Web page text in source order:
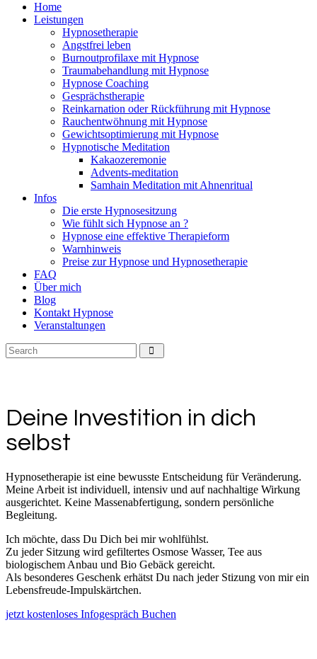
Home
Leistungen
Hypnosetherapie
Angstfrei leben
Burnoutprofilaxe mit Hypnose
Traumabehandlung mit Hypnose
Hypnose Coaching
Gesprächstherapie
Reinkarnation oder Rückführung mit Hypnose
Rauchentwöhnung mit Hypnose
Gewichtsoptimierung mit Hypnose
Hypnotische Meditation
Kakaozeremonie
Advents-meditation
Samhain Meditation mit Ahnenritual
Infos
Die erste Hypnosesitzung
Wie fühlt sich Hypnose an ?
Hypnose eine effektive Therapieform
Warnhinweis
Preise zur Hypnose und Hypnosetherapie
FAQ
Über mich
Blog
Kontakt Hypnose
Veranstaltungen
Deine Investition in dich
selbst
Hypnosetherapie ist eine bewusste Entscheidung für Veränderung.
Meine Arbeit ist individuell, intensiv und auf nachhaltige Wirkung
ausgerichtet. Keine Massenabfertigung, sondern persönliche
Begleitung.
Ich möchte, dass Du Dich bei mir wohlfühlst.
Zu jeder Sitzung wird gefiltertes Osmose Wasser, Tee aus
biologischem Anbau und Bio Gebäck gereicht.
Als besonderes Geschenk erhätst Du nach jeder Stizung von mir ein
Lebensfreude-Impulskärtchen.
jetzt kostenloses Infogespräch Buchen